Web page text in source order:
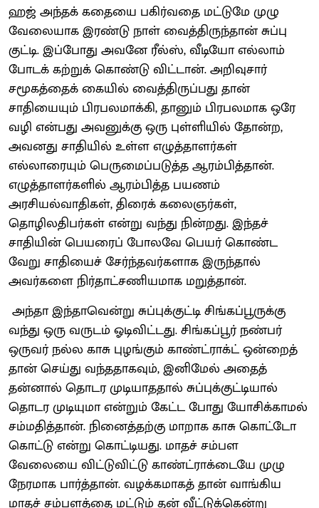
ஹஜ் அந்தக் கதையை பகிர்வதை மட்டுமே முழு
வேலையாக இரண்டு நாள் வைத்திருந்தான் சுப்பு
குட்டி. இப்போது அவனே ரீல்ஸ், வீடியோ எல்லாம்
போடக் கற்றுக் கொண்டு விட்டான். அறிவுசார்
சமூகத்தைக் கையில் வைத்திருப்பது தான்
சாதியையும் பிரபலமாக்கி, தானும் பிரபலமாக ஒரே
வழி என்பது அவனுக்கு ஒரு புள்ளியில் தோன்ற,
அவனது சாதியில் உள்ள எழுத்தாளர்கள்
எல்லாரையும் பெருமைப்படுத்த ஆரம்பித்தான்.‌
எழுத்தாளர்களில் ஆரம்பித்த பயணம்
அரசியல்வாதிகள், திரைக் கலைஞர்கள்,
தொழிலதிபர்கள் என்று வந்து நின்றது. இந்தச்
சாதியின் பெயரைப் போலவே பெயர் கொண்ட
வேறு சாதியைச் சேர்ந்தவர்களாக இருந்தால்
அவர்களை நிர்தாட்சணியமாக மறுத்தான்.
அந்தா இந்தாவென்று சுப்புக்குட்டி சிங்கப்பூருக்கு
வந்து ஒரு வருடம் ஓடிவிட்டது. சிங்கப்பூர் நண்பர்
ஒருவர் நல்ல காசு புழங்கும் காண்ட்ராக்ட் ஒன்றைத்
தான் செய்து வந்ததாகவும், இனிமேல் அதைத்
தன்னால் தொடர முடியாததால் சுப்புக்குட்டியால்
தொடர முடியுமா என்றும் கேட்ட போது யோசிக்காமல்
சம்மதித்தான். நினைத்தற்கு மாறாக காசு கொட்டோ
கொட்டு என்று கொட்டியது. மாதச் சம்பள
வேலையை விட்டுவிட்டு காண்ட்ராக்டையே முழு
நேரமாக பார்த்தான். வழக்கமாகத் தான் வாங்கிய
மாதச் சம்பளத்தை மட்டும் தன் வீட்டுக்கென்று